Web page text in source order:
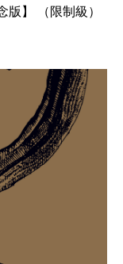
】 （限制級）